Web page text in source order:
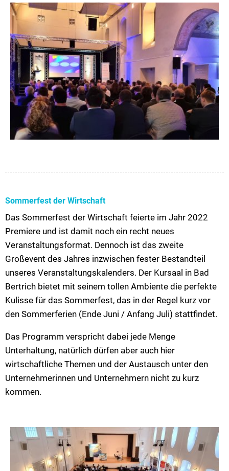
Sommerfest der Wirtschaft
Das Sommerfest der Wirtschaft feierte im Jahr 2022
Premiere und ist damit noch ein recht neues
Veranstaltungsformat. Dennoch ist das zweite
Großevent des Jahres inzwischen fester Bestandteil
unseres Veranstaltungskalenders. Der Kursaal in Bad
Bertrich bietet mit seinem tollen Ambiente die perfekte
Kulisse für das Sommerfest, das in der Regel kurz vor
den Sommerferien (Ende Juni / Anfang Juli) stattfindet.
Das Programm verspricht dabei jede Menge
Unterhaltung, natürlich dürfen aber auch hier
wirtschaftliche Themen und der Austausch unter den
Unternehmerinnen und Unternehmern nicht zu kurz
kommen.